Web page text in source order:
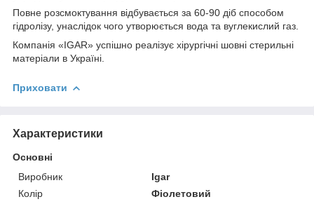
Повне розсмоктування відбувається за 60-90 діб способом
гідролізу, унаслідок чого утворюється вода та вуглекислий газ.
Компанія «IGAR» успішно реалізує хірургічні шовні стерильні
матеріали в Україні.
Приховати
Характеристики
Основні
Виробник
Igar
Колір
Фіолетовий